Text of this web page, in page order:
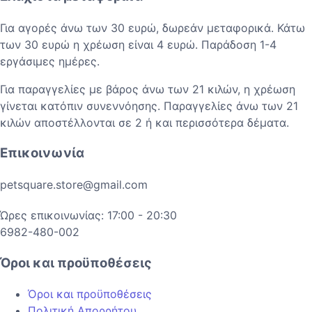
Για αγορές άνω των 30 ευρώ, δωρεάν μεταφορικά. Κάτω
των 30 ευρώ η χρέωση είναι 4 ευρώ. Παράδοση 1-4
εργάσιμες ημέρες.
Για παραγγελίες με βάρος άνω των 21 κιλών, η χρέωση
γίνεται κατόπιν συνεννόησης. Παραγγελίες άνω των 21
κιλών αποστέλλονται σε 2 ή και περισσότερα δέματα.
Επικοινωνία
petsquare.store@gmail.com
Ώρες επικοινωνίας: 17:00 - 20:30
6982-480-002
Όροι και προϋποθέσεις
Όροι και προϋποθέσεις